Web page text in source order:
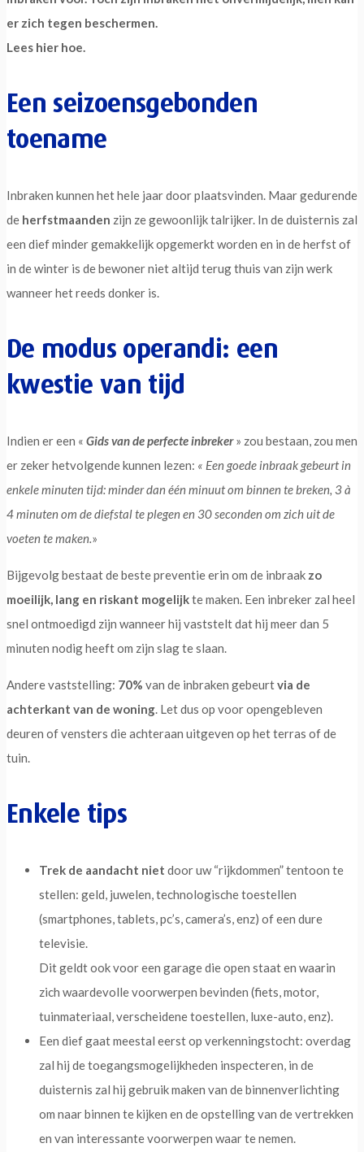
er zich tegen beschermen.
Lees hier hoe.
Een seizoensgebonden
toename
Inbraken kunnen het hele jaar door plaatsvinden. Maar gedurende
de herfstmaanden zijn ze gewoonlijk talrijker. In de duisternis zal
een dief minder gemakkelijk opgemerkt worden en in de herfst of
in de winter is de bewoner niet altijd terug thuis van zijn werk
wanneer het reeds donker is.
De modus operandi: een
kwestie van tijd
Indien er een « Gids van de perfecte inbreker » zou bestaan, zou men
er zeker hetvolgende kunnen lezen: « Een goede inbraak gebeurt in
enkele minuten tijd: minder dan één minuut om binnen te breken, 3 à
4 minuten om de diefstal te plegen en 30 seconden om zich uit de
voeten te maken.»
Bijgevolg bestaat de beste preventie erin om de inbraak zo
moeilijk, lang en riskant mogelijkte maken. Een inbreker zal heel
snel ontmoedigd zijn wanneer hij vaststelt dat hij meer dan 5
minuten nodig heeft om zijn slag te slaan.
Andere vaststelling: 70% van de inbraken gebeurtvia de
achterkant van de woning. Let dus op voor opengebleven
deuren of vensters die achteraan uitgeven op het terras of de
tuin.
Enkele tips
Trek de aandacht niet door uw “rijkdommen” tentoon te
stellen: geld, juwelen, technologische toestellen
(smartphones, tablets, pc’s, camera’s, enz) of een dure
televisie.
Dit geldt ook voor een garage die open staat en waarin
zich waardevolle voorwerpen bevinden (fiets, motor,
tuinmateriaal, verscheidene toestellen, luxe-auto, enz).
Een dief gaat meestal eerst op verkenningstocht: overdag
zal hij de toegangsmogelijkheden inspecteren, in de
duisternis zal hij gebruik maken van de binnenverlichting
om naar binnen te kijken en de opstelling van de vertrekken
en van interessante voorwerpen waar te nemen.